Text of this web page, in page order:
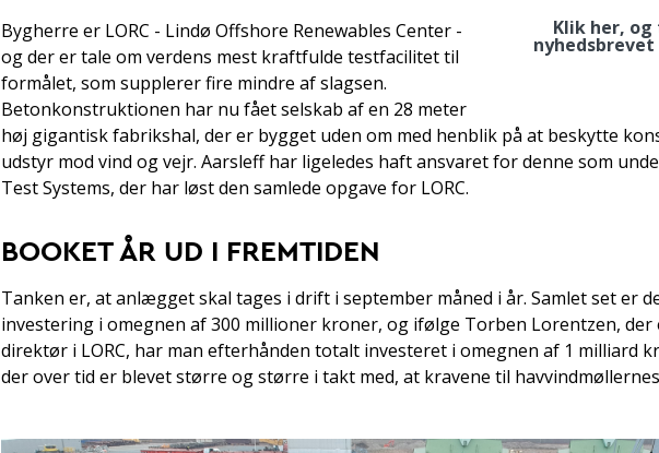
Klik her,
Bygherre er LORC - Lindø Offshore Renewables Center -
og der er tale om verdens mest kraftfulde testfacilitet til
formålet, som supplerer fire mindre af slagsen.
Betonkonstruktionen har nu fået selskab af en 28 meter
høj gigantisk fabrikshal, der er bygget uden om med henblik på at beskytte
udstyr mod vind og vejr. Aarsleff har ligeledes haft ansvaret for denne som
Test Systems, der har løst den samlede opgave for LORC.
BOOKET ÅR UD I FREMTIDEN
Tanken er, at anlægget skal tages i drift i september måned i år. Samlet set er
investering i omegnen af 300 millioner kroner, og ifølge Torben Lorentzen, der
direktør i LORC, har man efterhånden totalt investeret i omegnen af 1 milliard
der over tid er blevet større og større i takt med, at kravene til